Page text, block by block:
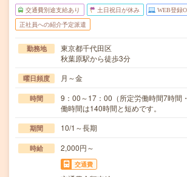
交通費別途支給あり 土日祝日が休み WEB登録
正社員への紹介予定派遣
勤務地
東京都千代田区
秋葉原駅から徒歩3分
曜日頻度 月～金
時間
9：00～17：00（所定労働時間7時間
働時間は140時間と短めです。
期間 10/1～長期
時給 2,000円～
交通費